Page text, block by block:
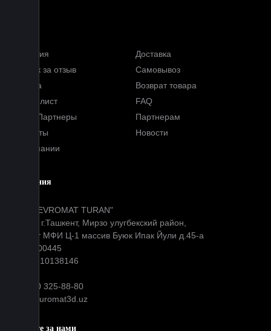
Гарантия
Доставка
Кэшбэк за отзыв
Самовывоз
Оплата
Возврат товара
Прайс-лист
FAQ
Наши Партнеры
Партнерам
Контакты
Новости
О компании
Компания
ООО "EVROMAT TURAN"
Адрес: г.Ташкент, Мирзо улугбекский район,
Окибат МФИ Ц-1 массив Буюк Ипак Йули д.45-а
МФО: 00445
ИНН: 310138146
+99890 325-88-80
info@euromat3d.uz
Следите за нами